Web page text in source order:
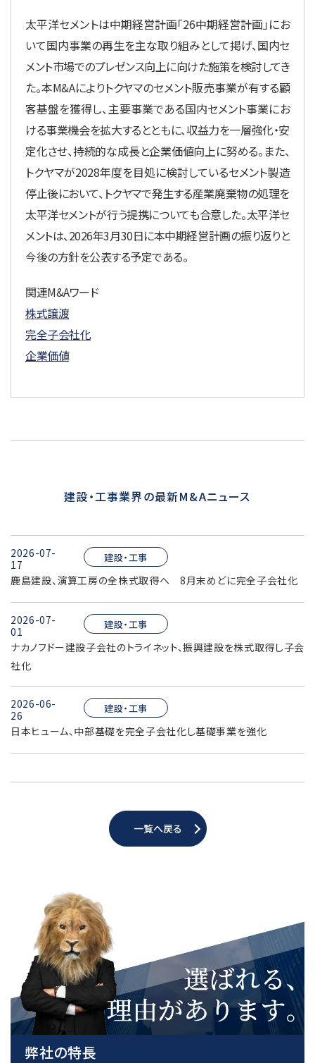
太平洋セメントは中期経営計画「26中期経営計画」にお
いて国内事業の再生を主な取り組みとして掲げ、国内セ
メント市場でのプレゼンス向上に向けた施策を検討してき
た。本M&Aによりトクヤマのセメント販売事業が有する顧
客基盤を獲得し、主要事業である国内セメント事業にお
ける事業機会を拡大するとともに、収益力を一層強化・安
定化させ、持続的な成長と企業価値向上に努める。また、
トクヤマが2028年度を目処に検討しているセメント製造
停止後において、トクヤマで発生する産業廃棄物の処理を
太平洋セメントが行う提携についても合意した。太平洋セ
メントは、2026年3月30日に本中期経営計画の振り返りと
今後の方針を公表する予定である。
関連M&Aワード
株式譲渡
完全子会社化
企業価値
建設・工事業界の最新M&Aニュース
2026-07-
17
建設・工事
鹿島建設、演算工房の全株式取得へ 8月末めどに完全子会社化
2026-07-
01
建設・工事
ナカノフドー建設子会社のトライネット、振興建設を株式取得し子会
社化
2026-06-
26
建設・工事
日本ヒューム、中部基礎を完全子会社化し基礎事業を強化
一覧へ戻る
弊社の特長